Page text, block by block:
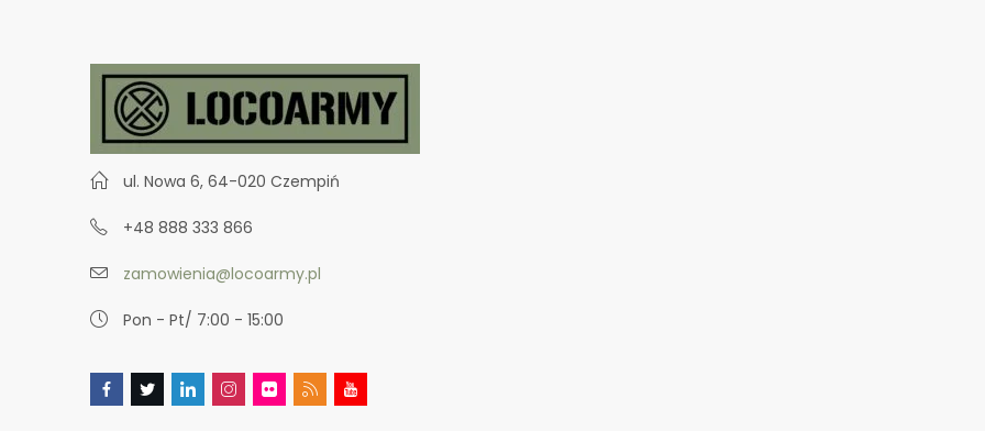
ul. Nowa 6, 64-020 Czempiń
+48 888 333 866
zamowienia@locoarmy.pl
Pon - Pt/ 7:00 - 15:00